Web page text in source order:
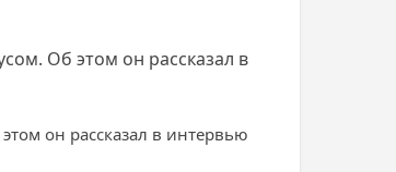
Об этом он рассказал в
он рассказал в интервью